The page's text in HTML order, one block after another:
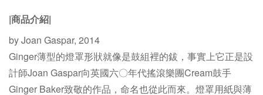
|商品介紹|
by Joan Gaspar, 2014
Ginger薄型的燈罩形狀就像是鼓組裡的鈸，事實上它正是設
計師Joan Gaspar向英國六〇年代搖滾樂團Cream鼓手
Ginger Baker致敬的作品，命名也從此而來。燈罩用紙與薄